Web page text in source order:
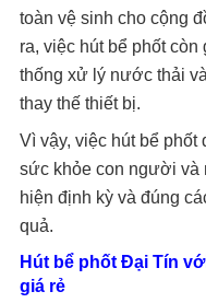
toàn vệ sinh cho cộng
ra, việc hút bể phốt
thống xử lý nước thải
thay thế thiết bị.
Vì vậy, việc hút bể phốt
sức khỏe con người
hiện định kỳ và đúng
quả.
Hút bể phốt Đại Tín
giá rẻ